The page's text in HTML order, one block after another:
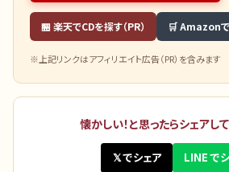
🏪 楽天でCDを探す（PR） 🛒 Amazonで
※上記リンクはアフィリエイト広告（PR）を含みます
懐かしい！と思ったらシェアし
𝕏 でシェア LINE で